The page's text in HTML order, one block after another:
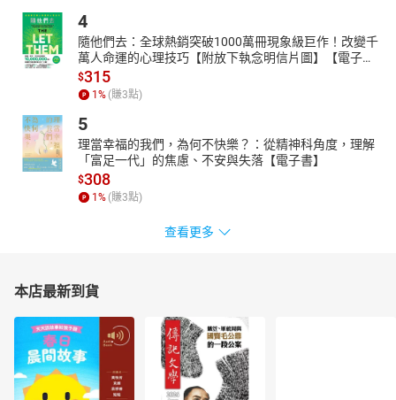
4
隨他們去：全球熱銷突破1000萬冊現象級巨作！改變千
萬人命運的心理技巧【附放下執念明信片圖】【電子
書】
$315
1% (賺3點)
5
理當幸福的我們，為何不快樂？：從精神科角度，理解
「富足一代」的焦慮、不安與失落【電子書】
$308
1% (賺3點)
查看更多
本店最新到貨